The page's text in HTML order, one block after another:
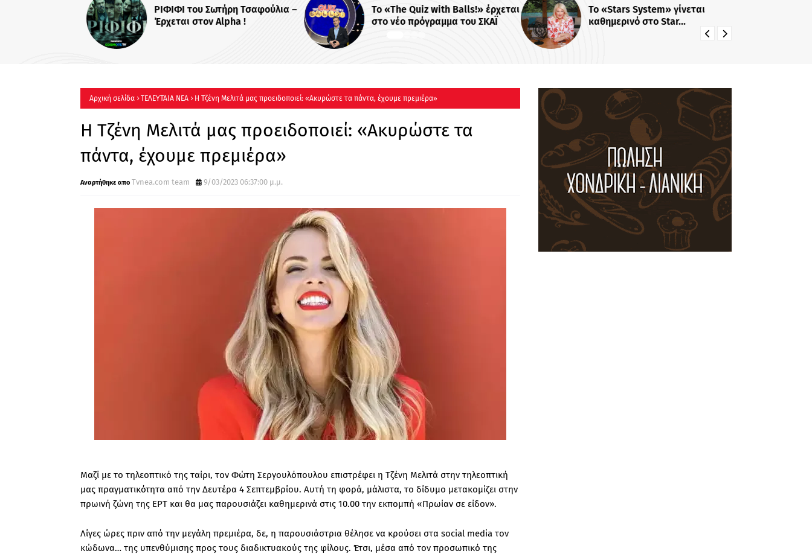
ΡΙΦΙΦΙ του Σωτήρη Τσαφούλια –
Έρχεται στον Alpha !
Το «The Quiz with Balls!» έρχεται
στο νέο πρόγραμμα του ΣΚΑΪ
Το «Stars System» γίνεται
καθημερινό στο Star...
Αρχική σελίδα ΤΕΛΕΥΤΑΙΑ ΝΕΑ Η Τζένη Μελιτά μας προειδοποιεί: «Ακυρώστε τα πάντα, έχουμε πρεμιέρα»
Η Τζένη Μελιτά μας προειδοποιεί: «Ακυρώστε τα
πάντα, έχουμε πρεμιέρα»
Τvnea.com team 9/03/2023 06:37:00 μ.μ.
Μαζί με το τηλεοπτικό της ταίρι, τον Φώτη Σεργουλόπουλου επιστρέφει η Τζένη Μελιτά στην τηλεοπτική
μας πραγματικότητα από την Δευτέρα 4 Σεπτεμβρίου. Αυτή τη φορά, μάλιστα, το δίδυμο μετακομίζει στην
πρωινή ζώνη της ΕΡΤ και θα μας παρουσιάζει καθημερινά στις 10.00 την εκπομπή «Πρωίαν σε είδον».
Λίγες ώρες πριν από την μεγάλη πρεμιέρα, δε, η παρουσιάστρια θέλησε να κρούσει στα social media τον
κώδωνα… της υπενθύμισης προς τους διαδικτυακούς της φίλους. Έτσι, μέσα από τον προσωπικό της